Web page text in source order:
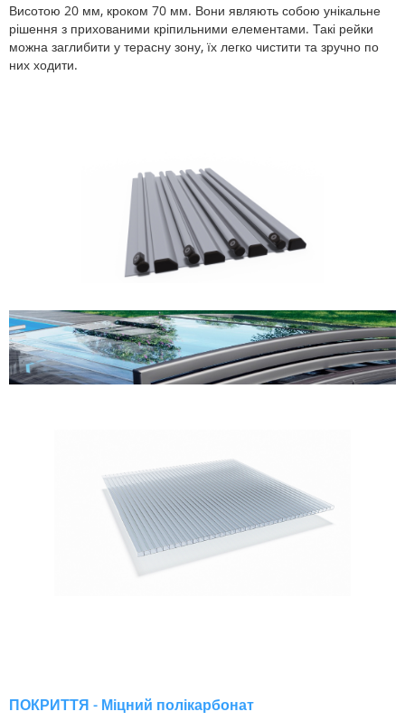
Висотою 20 мм, кроком 70 мм. Вони являють собою унікальне
рішення з прихованими кріпильними елементами. Такі рейки
можна заглибити у терасну зону, їх легко чистити та зручно по
них ходити.
ПОКРИТТЯ - Міцний полікарбонат